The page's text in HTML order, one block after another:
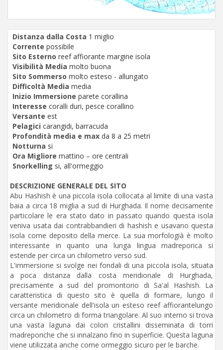
Distanza dalla Costa 1 miglio
Corrente possibile
Sito Esterno reef affiorante margine isola
Visibilità Media molto buona
Sito Sommerso molto esteso - allungato
Difficoltà Media media
Inizio Immersione parete corallina
Interesse coralli duri, pesce corallino
Versante est
Pelagici carangidi, barracuda
Profondità media e max da 8 a 25 metri
Notturna si
Ora Migliore mattino – ore centrali
Snorkelling si, all'ormeggio
DESCRIZIONE GENERALE DEL SITO
Abu Hashish è una piccola isola collocata al limite di una vasta
baia a circa 18 miglia a sud di Hurghada. Il nome decisamente
particolare le era stato dato in passato quando questa isola
veniva usata dai contrabbandieri di hashish e usavano questa
isola come deposito della merce. La sua morfologià è molto
interessante in quanto una lunga lingua madreporica si
estende per circa un chilometro verso sud.
L'immersione si svolge nei fondali di una piccola isola, situata
a poca distanza dalla costa meridionale di Hurghada,
precisamente a sud del promontorio di Sa'al Hashish. La
caratteristica di questo sito è quella di formare, lungo il
versante meridionale dell'isola un esteso reef affiorantelungo
circa un chilometro di forma triangolare. Al suo interno si trova
una vasta laguna dai colori cristallini disseminata di torri
madreporiche che si innalzano fino in superficie. Questa laguna
viene utilizzata anche come ormeggio sicuro per le barche.